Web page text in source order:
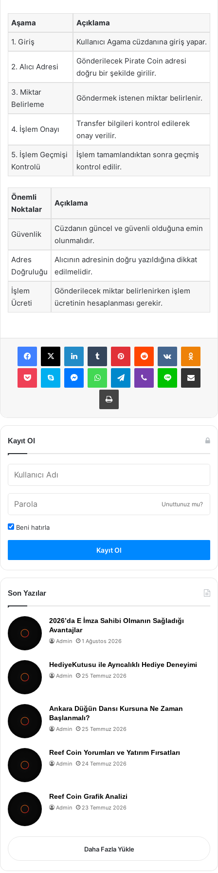
Aşama Açıklama
1. Giriş Kullanıcı Agama cüzdanına giriş yapar.
2. Alıcı Adresi
Gönderilecek Pirate Coin adresi
doğru bir şekilde girilir.
3. Miktar
Belirleme
Göndermek istenen miktar belirlenir.
4. İşlem Onayı
Transfer bilgileri kontrol edilerek
onay verilir.
5. İşlem Geçmişi
Kontrolü
İşlem tamamlandıktan sonra geçmiş
kontrol edilir.
Önemli
Noktalar
Açıklama
Güvenlik
Cüzdanın güncel ve güvenli olduğuna emin
olunmalıdır.
Adres
Doğruluğu
Alıcının adresinin doğru yazıldığına dikkat
edilmelidir.
İşlem
Ücreti
Gönderilecek miktar belirlenirken işlem
ücretinin hesaplanması gerekir.
Facebook
X LinkedInTumblr PinterestReddit VKontakte
Pocket Skype MessengerWhatsAppTelegramViber Line E-Posta ile
Yazdır
Kayıt Ol
Unuttunuz mu?
Beni hatırla
Kayıt Ol
Son Yazılar
2026’da E İmza Sahibi Olmanın Sağladığı
Avantajlar
Admin 1 Ağustos 2026
HediyeKutusu ile Ayrıcalıklı Hediye Deneyimi
Admin 25 Temmuz 2026
Ankara Düğün Dansı Kursuna Ne Zaman
Başlanmalı?
Admin 25 Temmuz 2026
Reef Coin Yorumları ve Yatırım Fırsatları
Admin 24 Temmuz 2026
Reef Coin Grafik Analizi
Admin 23 Temmuz 2026
Daha Fazla Yükle